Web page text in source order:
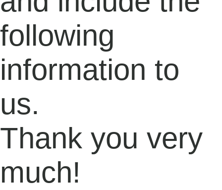
following
information to
us.
Thank you very
much!